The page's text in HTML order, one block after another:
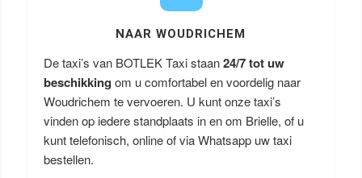
NAAR WOUDRICHEM
De taxi’s van BOTLEK Taxi staan24/7 tot uw
beschikking om u comfortabel en voordelig naar
Woudrichem te vervoeren. U kunt onze taxi’s
vinden op iedere standplaats in en om Brielle, of u
kunt telefonisch, online of via Whatsapp uw taxi
bestellen.